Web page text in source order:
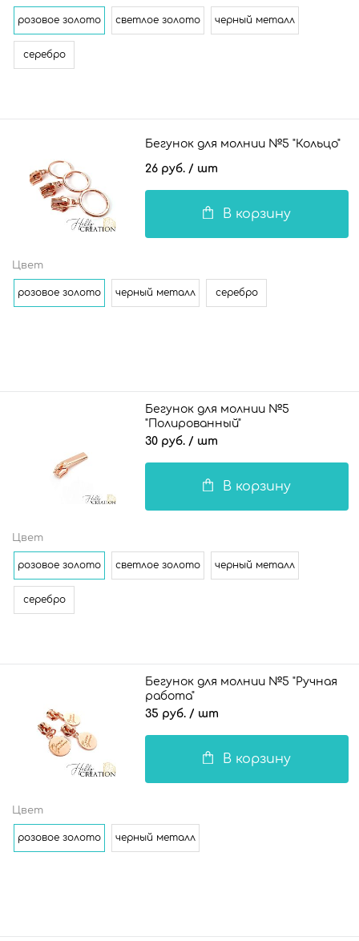
розовое золото светлое золото черный металл
серебро
Бегунок для молнии №5 "Кольцо"
26 руб. / шт
В корзину
Цвет
розовое золото черный металл серебро
Бегунок для молнии №5
"Полированный"
30 руб. / шт
В корзину
Цвет
розовое золото светлое золото черный металл
серебро
Бегунок для молнии №5 "Ручная
работа"
35 руб. / шт
В корзину
Цвет
розовое золото черный металл